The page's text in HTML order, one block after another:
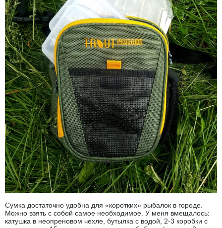
Сумка достаточно удобна для «коротких» рыбалок в городе.
Можно взять с собой самое необходимое. У меня вмещалось:
катушка в неопреновом чехле, бутылка с водой, 2-3 коробки с